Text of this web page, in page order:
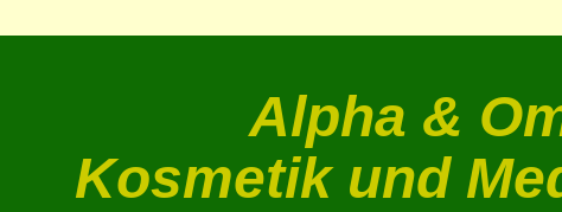
Alpha &
Kosmetik und